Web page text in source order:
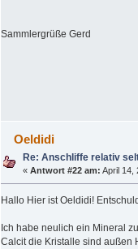
Sammlergrüße Gerd
Oeldidi
Re: Anschliffe relativ
«Antwort #22 am: April 14,
Hallo Hier ist Oeldidi!
Ich habe neulich ein Mineral
Calcit die Kristalle sind außen